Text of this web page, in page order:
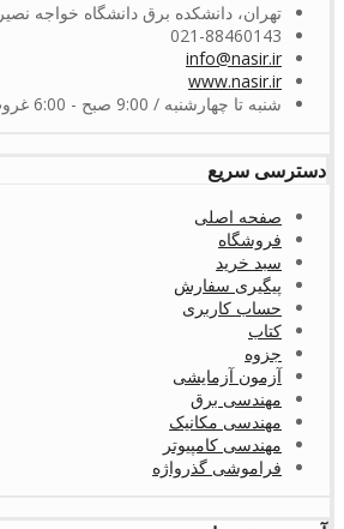
تهران، دانشکده برق دانشگاه خواجه نصیر
021-88460143
info@nasir.ir
www.nasir.ir
شنبه تا چهارشنبه / 9:00 صبح - 6:00 غروب
دسترسی سریع
صفحه اصلی
فروشگاه
سبد خرید
پیگیری سفارش
حساب کاربری
کتاب
جزوه
آزمون آزمایشی
مهندسی برق
مهندسی مکانیک
مهندسی کامپیوتر
فراموشی گذرواژه